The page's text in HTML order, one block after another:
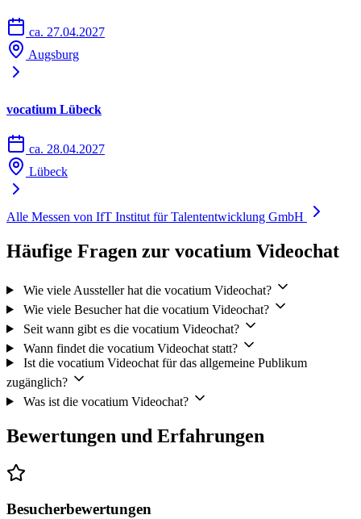
ca. 27.04.2027
Augsburg
vocatium Lübeck
ca. 28.04.2027
Lübeck
Alle Messen von IfT Institut für Talententwicklung GmbH
Häufige Fragen zur vocatium Videochat
Wie viele Aussteller hat die vocatium Videochat?
Wie viele Besucher hat die vocatium Videochat?
Seit wann gibt es die vocatium Videochat?
Wann findet die vocatium Videochat statt?
Ist die vocatium Videochat für das allgemeine Publikum
zugänglich?
Was ist die vocatium Videochat?
Bewertungen und Erfahrungen
Besucherbewertungen